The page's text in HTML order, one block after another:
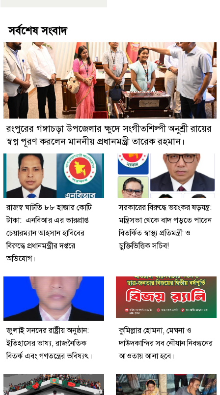
সর্বশেষ সংবাদ
রংপুরের গঙ্গাচড়া উপজেলার ক্ষুদে সংগীতশিল্পী অনুশ্রী রায়ের
স্বপ্ন পূরণ করলেন মাননীয় প্রধানমন্ত্রী তারেক রহমান।
রাজস্ব ঘাটতি ৮৮ হাজার কোটি
টাকা: এনবিআর এর ভারপ্রাপ্ত
চেয়ারম্যান আহসান হাবিবের
বিরুদ্ধে প্রধানমন্ত্রীর দপ্তরে
অভিযোগ।
সরকারের বিরুদ্ধে ভয়ংকর ষড়যন্ত্র:
মন্ত্রিসভা থেকে বাদ পড়তে পারেন
বিতর্কিত স্বাস্থ্য প্রতিমন্ত্রী ও
চুক্তিভিত্তিক সচিব!
জুলাই সনদের রাষ্ট্রীয় অনুষ্ঠান:
ইতিহাসের ভাষ্য, রাজনৈতিক
বিতর্ক এবং গণতন্ত্রের ভবিষ্যৎ।
কুমিল্লার হোমনা, মেঘনা ও
দাউদকান্দির সব নৌযান নিবন্ধনের
আওতায় আনা হবে।